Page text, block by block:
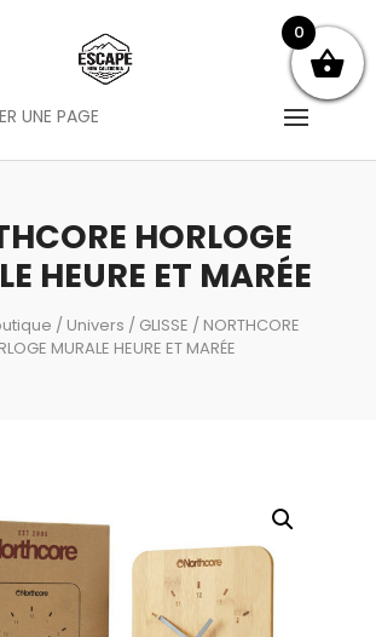
UNE PAGE
HORLOGE
HEURE ET MARÉE
/ Univers / GLISSE / NORTHCORE
MURALE HEURE ET MARÉE
0